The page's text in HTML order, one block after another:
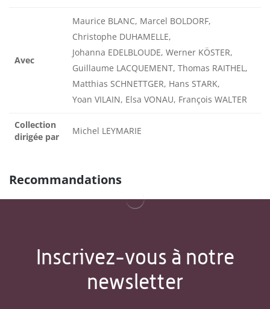
Avec
Maurice BLANC, Marcel BOLDORF,
Christophe DUHAMELLE,
Johanna EDELBLOUDE, Werner KÖSTER,
Guillaume LACQUEMENT, Thomas RAITHEL,
Matthias SCHNETTGER, Hans STARK,
Yoan VILAIN, Elsa VONAU, François WALTER
Collection
dirigée par
Michel LEYMARIE
Recommandations
Inscrivez-vous à notre
newsletter